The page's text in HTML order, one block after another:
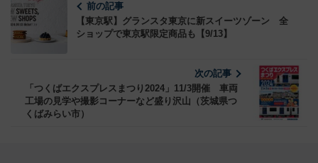
前の記事
【東京駅】グランスタ東京に新スイーツゾーン 全
ショップで東京駅限定商品も【9/13】
次の記事
「つくばエクスプレスまつり2024」11/3開催 車両
工場の見学や撮影コーナーなど盛り沢山（茨城県つ
くばみらい市）